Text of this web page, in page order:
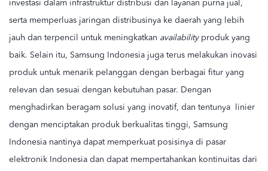
investasi dalam infrastruktur distribusi dan layanan purna jual,
serta memperluas jaringan distribusinya ke daerah yang lebih
jauh dan terpencil untuk meningkatkan availabilityproduk yang
baik. Selain itu, Samsung Indonesia juga terus melakukan inovasi
produk untuk menarik pelanggan dengan berbagai fitur yang
relevan dan sesuai dengan kebutuhan pasar. Dengan
menghadirkan beragam solusi yang inovatif, dan tentunya linier
dengan menciptakan produk berkualitas tinggi, Samsung
Indonesia nantinya dapat memperkuat posisinya di pasar
elektronik Indonesia dan dapat mempertahankan kontinuitas dari